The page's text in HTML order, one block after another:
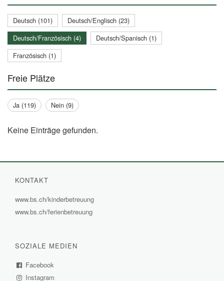
Keine Einträge gefunden.
Deutsch (101)
Deutsch/Englisch (23)
Deutsch/Französisch (4)
Deutsch/Spanisch (1)
Französisch (1)
Freie Plätze
Ja (119) Nein (9)
KONTAKT
www.bs.ch/kinderbetreuung
www.bs.ch/ferienbetreuung
SOZIALE MEDIEN
Facebook
Instagram